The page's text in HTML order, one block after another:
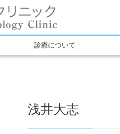
診療について
浅井大志